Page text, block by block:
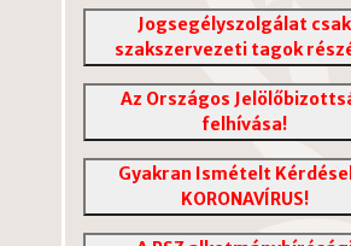
Jogsegélyszolgálat csak
szakszervezeti tagok
Az Országos
felhívása!
Gyakran Ismételt
KORONAVÍRUS!